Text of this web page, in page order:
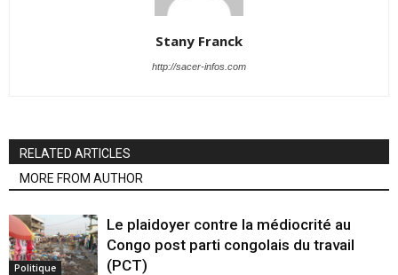
Stany Franck
http://sacer-infos.com
RELATED ARTICLES
MORE FROM AUTHOR
Politique
Le plaidoyer contre la médiocrité au
Congo post parti congolais du travail
(PCT)